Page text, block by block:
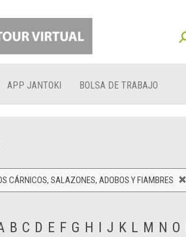
APP JANTOKI BOLSA DE TRABAJO
CÁRNICOS, SALAZONES, ADOBOS Y FIAMBRES
B C D E F G H I J K L M N O